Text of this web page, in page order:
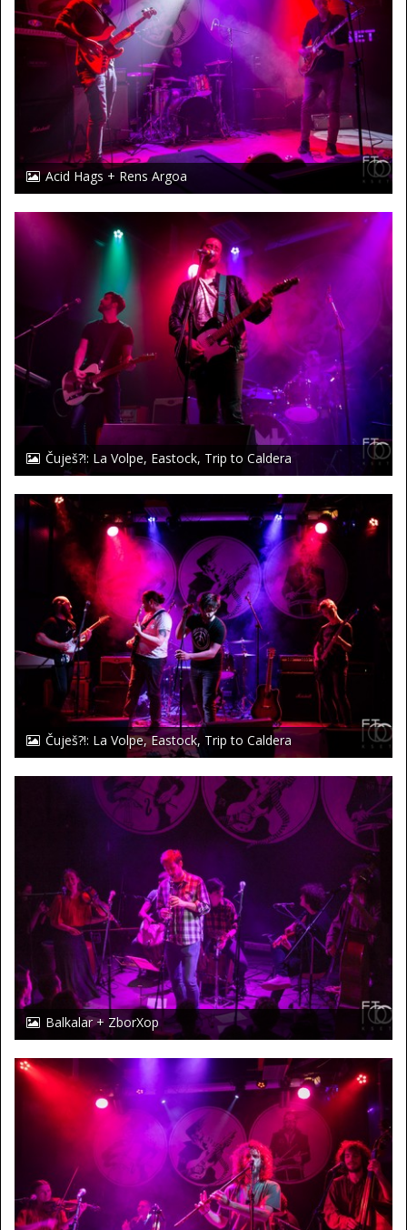
Acid Hags + Rens Argoa
Čuješ?!: La Volpe, Eastock, Trip to Caldera
Čuješ?!: La Volpe, Eastock, Trip to Caldera
Balkalar + ZborXop